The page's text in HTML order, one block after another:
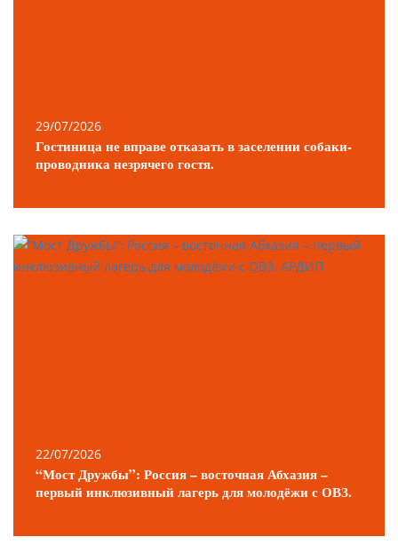
29/07/2026
Гостиница не вправе отказать в заселении собаки-
проводника незрячего гостя.
22/07/2026
“Мост Дружбы”: Россия – восточная Абхазия –
первый инклюзивный лагерь для молодёжи с ОВЗ.